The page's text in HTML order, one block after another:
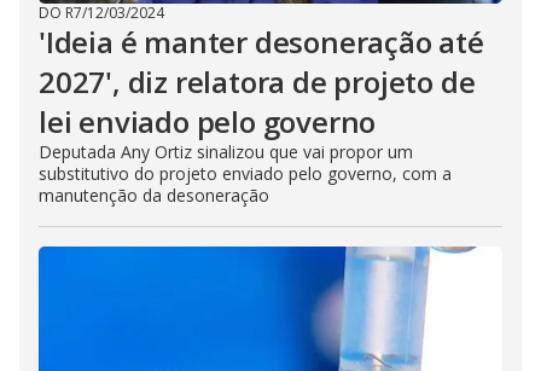
DO R7/12/03/2024
'Ideia é manter desoneração até
2027', diz relatora de projeto de
lei enviado pelo governo
Deputada Any Ortiz sinalizou que vai propor um
substitutivo do projeto enviado pelo governo, com a
manutenção da desoneração